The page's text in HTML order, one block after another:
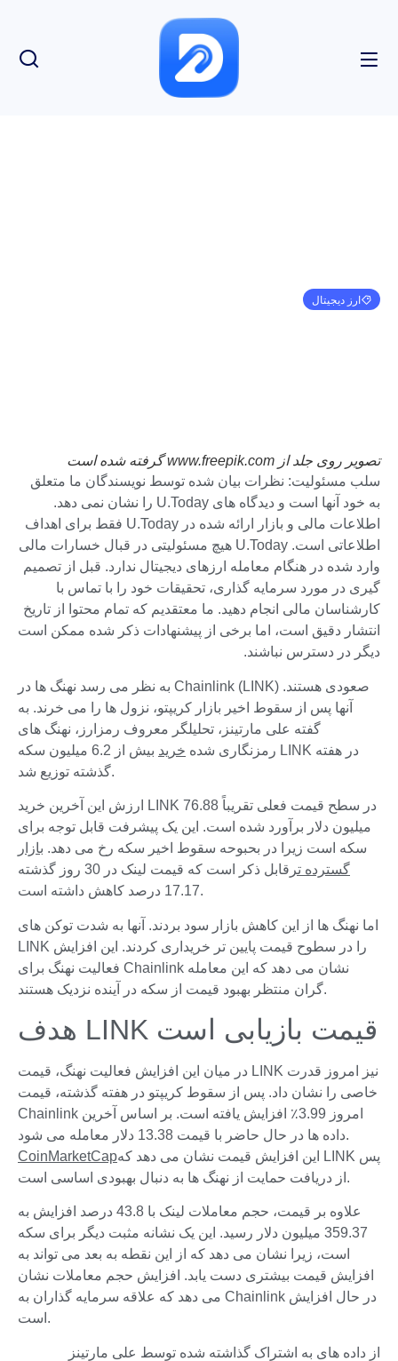
ارز دیجیتال
تصویر روی جلد از www.freepik.com گرفته شده است
سلب مسئولیت: نظرات بیان شده توسط نویسندگان ما متعلق
به خود آنها است و دیدگاه های U.Today را نشان نمی دهد.
اطلاعات مالی و بازار ارائه شده در U.Today فقط برای اهداف
اطلاعاتی است. U.Today هیچ مسئولیتی در قبال خسارات مالی
وارد شده در هنگام معامله ارزهای دیجیتال ندارد. قبل از تصمیم
گیری در مورد سرمایه گذاری، تحقیقات خود را با تماس با
کارشناسان مالی انجام دهید. ما معتقدیم که تمام محتوا از تاریخ
انتشار دقیق است، اما برخی از پیشنهادات ذکر شده ممکن است
دیگر در دسترس نباشند.
به نظر می رسد نهنگ ها در Chainlink (LINK) صعودی هستند.
آنها پس از سقوط اخیر بازار کریپتو، نزول ها را می خرند. به
گفته علی مارتینز، تحلیلگر معروف رمزارز، نهنگ های
رمزنگاری شده خرید
بیش از 6.2 میلیون سکه LINK در هفته
گذشته توزیع شد.
ارزش این آخرین خرید LINK در سطح قیمت فعلی تقریباً 76.88
میلیون دلار برآورد شده است. این یک پیشرفت قابل توجه برای
سکه است زیرا در بحبوحه سقوط اخیر سکه رخ می دهد. بازار
گسترده تر
قابل ذکر است که قیمت لینک در 30 روز گذشته
17.17 درصد کاهش داشته است.
اما نهنگ ها از این کاهش بازار سود بردند. آنها به شدت توکن های
LINK را در سطوح قیمت پایین تر خریداری کردند. این افزایش
فعالیت نهنگ برای Chainlink نشان می دهد که این معامله
گران منتظر بهبود قیمت از سکه در آینده نزدیک هستند.
هدف LINK قیمت بازیابی است
در میان این افزایش فعالیت نهنگ، قیمت LINK نیز امروز قدرت
خاصی را نشان داد. پس از سقوط کریپتو در هفته گذشته، قیمت
Chainlink امروز 3.99٪ افزایش یافته است. بر اساس آخرین
داده ها در حال حاضر با قیمت 13.38 دلار معامله می شود.
CoinMarketCapاین افزایش قیمت نشان می دهد که LINK پس
از دریافت حمایت از نهنگ ها به دنبال بهبودی اساسی است.
علاوه بر قیمت، حجم معاملات لینک با 43.8 درصد افزایش به
359.37 میلیون دلار رسید. این یک نشانه مثبت دیگر برای سکه
است، زیرا نشان می دهد که از این نقطه به بعد می تواند به
افزایش قیمت بیشتری دست یابد. افزایش حجم معاملات نشان
می دهد که علاقه سرمایه گذاران به Chainlink در حال افزایش
است.
از داده های به اشتراک گذاشته شده توسط علی مارتینز